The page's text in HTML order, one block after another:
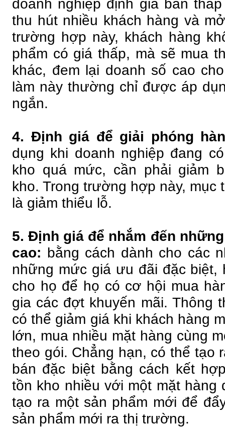
doanh nghiệp định giá bán
thu hút nhiều khách hàng và
trường hợp này, khách hàng
phẩm có giá thấp, mà sẽ mua
khác, đem lại doanh số cao
làm này thường chỉ được áp
ngắn.
4. Định giá để giải phóng
dụng khi doanh nghiệp đang
kho quá mức, cần phải giảm
kho. Trong trường hợp này, mục
là giảm thiểu lỗ.
5. Định giá để nhắm đến
cao: bằng cách dành cho các
những mức giá ưu đãi đặc biệt,
cho họ để họ có cơ hội mua
gia các đợt khuyến mãi. Thông
có thể giảm giá khi khách hàng
lớn, mua nhiều mặt hàng cùng
theo gói. Chẳng hạn, có thể tạo
bán đặc biệt bằng cách kết
tồn kho nhiều với một mặt hàng
tạo ra một sản phẩm mới để
sản phẩm mới ra thị trường.